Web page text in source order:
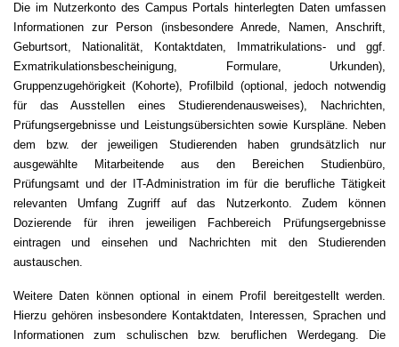
Die im Nutzerkonto des Campus Portals hinterlegten Daten umfassen
Informationen zur Person (insbesondere Anrede, Namen, Anschrift,
Geburtsort, Nationalität, Kontaktdaten, Immatrikulations- und ggf.
Exmatrikulationsbescheinigung, Formulare, Urkunden),
Gruppenzugehörigkeit (Kohorte), Profilbild (optional, jedoch notwendig
für das Ausstellen eines Studierendenausweises), Nachrichten,
Prüfungsergebnisse und Leistungsübersichten sowie Kurspläne. Neben
dem bzw. der jeweiligen Studierenden haben grundsätzlich nur
ausgewählte Mitarbeitende aus den Bereichen Studienbüro,
Prüfungsamt und der IT-Administration im für die berufliche Tätigkeit
relevanten Umfang Zugriff auf das Nutzerkonto. Zudem können
Dozierende für ihren jeweiligen Fachbereich Prüfungsergebnisse
eintragen und einsehen und Nachrichten mit den Studierenden
austauschen.
Weitere Daten können optional in einem Profil bereitgestellt werden.
Hierzu gehören insbesondere Kontaktdaten, Interessen, Sprachen und
Informationen zum schulischen bzw. beruflichen Werdegang. Die